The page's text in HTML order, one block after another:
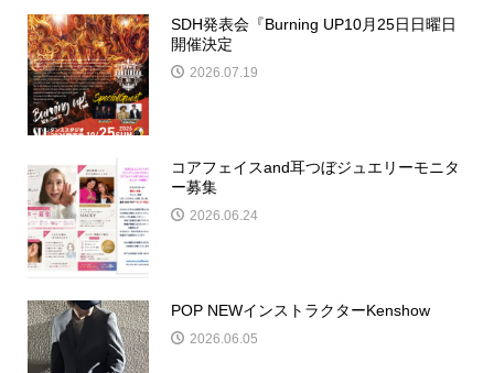
SDH発表会『Burning UP10月25日日曜日
開催決定
2026.07.19
コアフェイスand耳つぼジュエリーモニタ
ー募集
2026.06.24
POP NEWインストラクターKenshow
2026.06.05